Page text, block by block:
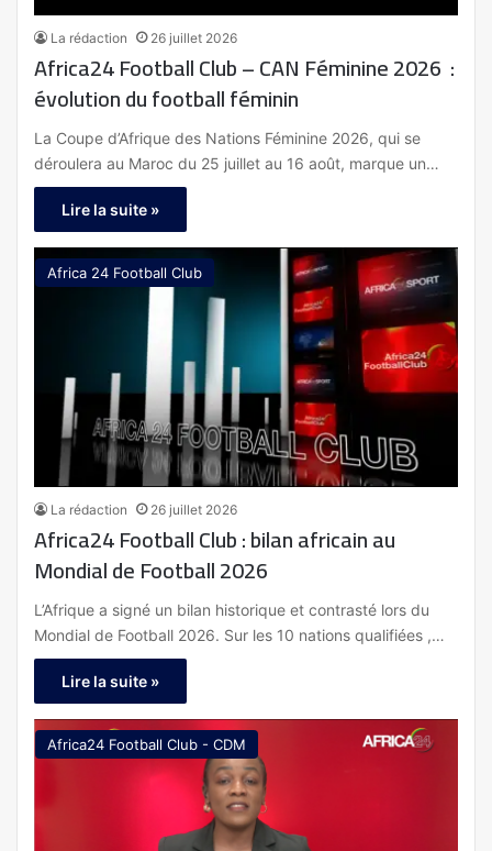
La rédaction 26 juillet 2026
Africa24 Football Club – CAN Féminine 2026 :
évolution du football féminin
La Coupe d’Afrique des Nations Féminine 2026, qui se
déroulera au Maroc du 25 juillet au 16 août, marque un…
Lire la suite »
Africa 24 Football Club
La rédaction 26 juillet 2026
Africa24 Football Club : bilan africain au
Mondial de Football 2026
L’Afrique a signé un bilan historique et contrasté lors du
Mondial de Football 2026. Sur les 10 nations qualifiées ,…
Lire la suite »
Africa24 Football Club - CDM